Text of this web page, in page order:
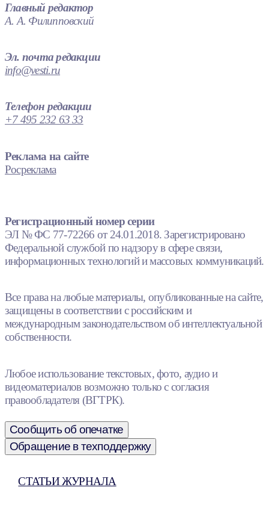
Главный редактор
А. А. Филипповский
Эл. почта редакции
info@vesti.ru
Телефон редакции
+7 495 232 63 33
Реклама на сайте
Росреклама
Регистрационный номер серии
ЭЛ № ФС 77-72266 от 24.01.2018. Зарегистрировано
Федеральной службой по надзору в сфере связи,
информационных технологий и массовых коммуникаций.
Все права на любые материалы, опубликованные на сайте,
защищены в соответствии с российским и
международным законодательством об интеллектуальной
собственности.
Любое использование текстовых, фото, аудио и
видеоматериалов возможно только с согласия
правообладателя (ВГТРК).
Сообщить об опечатке
Обращение в техподдержку
СТАТЬИ ЖУРНАЛА